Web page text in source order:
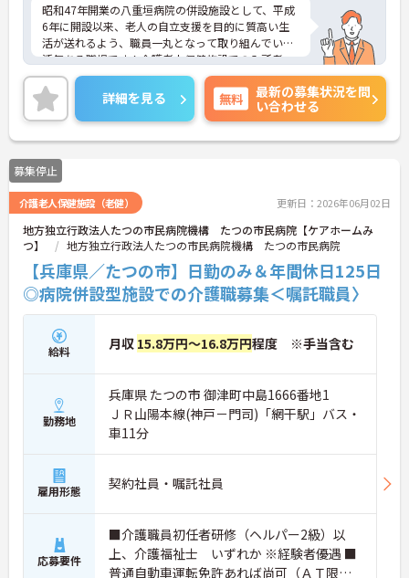
昭和47年開業の八重垣病院の併設施設として、平成
6年に開設以来、老人の自立支援を目的に質高い生
活が送れるよう、職員一丸となって取り組んでいる
活気ある職場です！介護老人保健施設での入所者・
利用者様の療養介護を行って頂きます。興味をお持
ちの方はお気軽にお問い合わせ下さい。
詳細を見る 無料
最新の募集状況を問
い合わせる
募集停止
介護老人保健施設（老健） 更新日：2026年06月02日
地方独立行政法人たつの市民病院機構 たつの市民病院【ケアホームみ
つ】
地方独立行政法人たつの市民病院機構 たつの市民病院
【兵庫県／たつの市】日勤のみ＆年間休日125日
◎病院併設型施設での介護職募集＜嘱託職員〉
給料 月収 15.8万円～16.8万円程度 ※手当含む
勤務地
兵庫県 たつの市 御津町中島1666番地1
ＪＲ山陽本線(神戸－門司)「網干駅」バス・
車11分
雇用形態 契約社員・嘱託社員
応募要件
■介護職員初任者研修（ヘルパー2級）以
上、介護福祉士 いずれか ※経験者優遇 ■
普通自動車運転免許あれば尚可（ＡＴ限定